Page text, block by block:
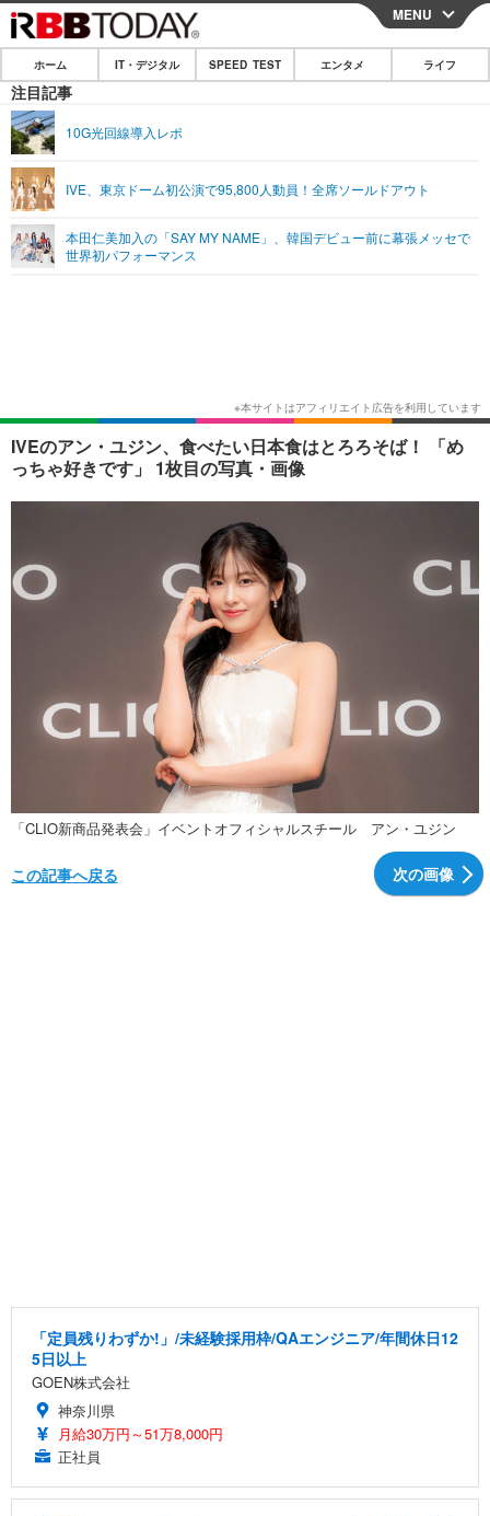
CLOSE
ホーム
IT・デジタル
ショッピング その他
SPEED TEST
エンタメ
エンタメTOP
ショッピング その他
ライフ
MENU
ホーム IT・デジタル SPEED TEST エンタメ ライフ
注目記事
10G光回線導入レポ
IVE、東京ドーム初公演で95,800人動員！全席ソールドアウト
本田仁美加入の「SAY MY NAME」、韓国デビュー前に幕張メッセで
世界初パフォーマンス
IVEのアン・ユジン、食べたい日本食はとろろそば！ 「め
っちゃ好きです」 1枚目の写真・画像
「CLIO新商品発表会」イベントオフィシャルスチール アン・ユジン
次の画像
この記事へ戻る
「定員残りわずか!」/未経験採用枠/QAエンジニア/年間休日12
5日以上
GOEN株式会社
神奈川県
月給30万円～51万8,000円
正社員